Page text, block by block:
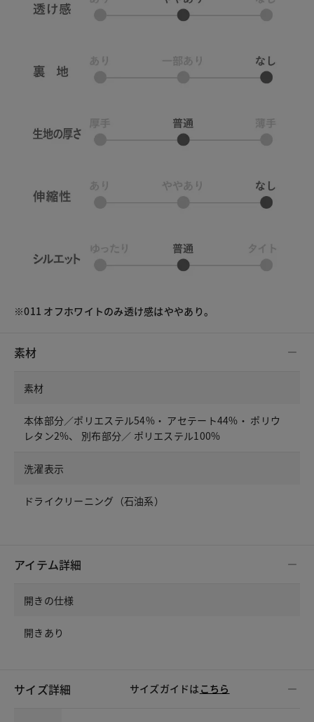
※011 オフホワイトのみ透け感はややあり。
素材
素材
本体部分／ポリエステル54%・ アセテート44%・ ポリウ
レタン2%、 別布部分／ ポリエステル100%
洗濯表示
ドライクリーニング（石油系）
アイテム詳細
開きの仕様
開きあり
サイズ詳細 サイズガイドは こちら